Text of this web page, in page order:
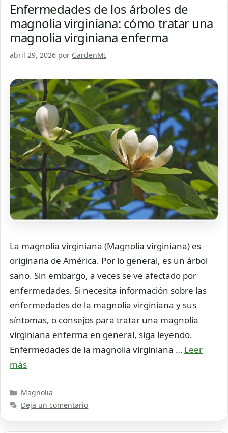
Enfermedades de los árboles de
magnolia virginiana: cómo tratar una
magnolia virginiana enferma
abril 29, 2026 por GardenMI
La magnolia virginiana (Magnolia virginiana) es
originaria de América. Por lo general, es un árbol
sano. Sin embargo, a veces se ve afectado por
enfermedades. Si necesita información sobre las
enfermedades de la magnolia virginiana y sus
síntomas, o consejos para tratar una magnolia
virginiana enferma en general, siga leyendo.
Enfermedades de la magnolia virginiana … Leer
más
Categorías
Magnolia
Deja un comentario